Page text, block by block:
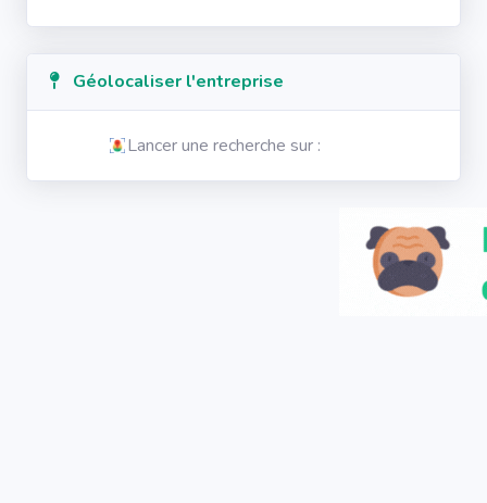
Géolocaliser l'entreprise
Lancer une recherche sur :